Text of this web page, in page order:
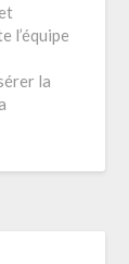
l’équipe
la